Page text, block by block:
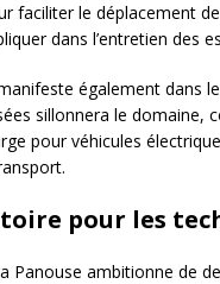
faciliter le déplacement
dans l’entretien des
également dans
sillonnera le domaine,
pour véhicules
pour les
Panouse ambitionne de